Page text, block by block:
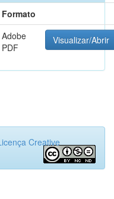
Formato
Adobe
PDF
Visualizar/Abrir
Creative